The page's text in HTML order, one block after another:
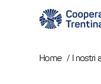
Home / I nostri